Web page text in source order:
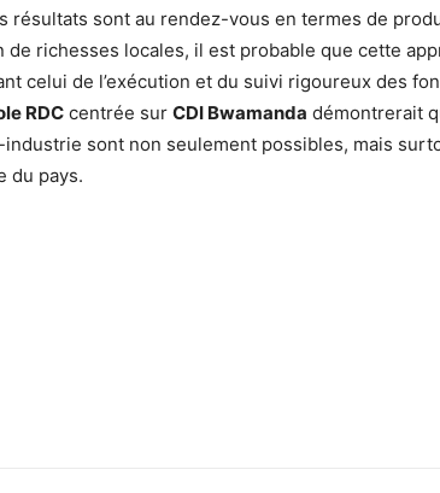
résultats sont au rendez-vous en termes de
richesses locales, il est probable que cette
celui de l’exécution et du suivi rigoureux des
RDC centrée sur CDI Bwamanda démontrerait
industrie sont non seulement possibles, mais
du pays.